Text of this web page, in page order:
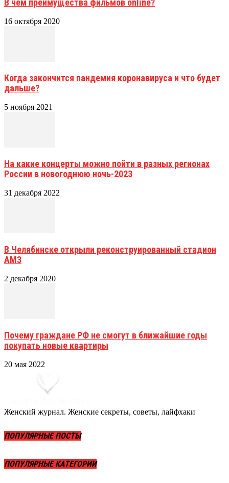
16 октября 2020
Когда закончится пандемия коронавируса и что будет
дальше?
5 ноября 2021
На какие концерты можно пойти в разных регионах
России в новогоднюю ночь-2023
31 декабря 2022
В Челябинске открыли реконструированный стадион
АМЗ
2 декабря 2020
Почему граждане РФ не смогут в ближайшие годы
покупать новые квартиры
20 мая 2022
Женский журнал. Женские секреты, советы, лайфхаки
ПОПУЛЯРНЫЕ ПОСТЫ
ПОПУЛЯРНЫЕ КАТЕГОРИИ